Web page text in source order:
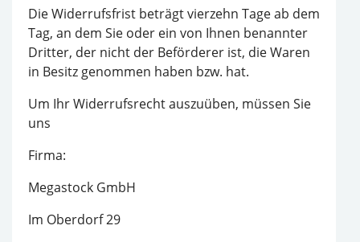
Die Widerrufsfrist beträgt vierzehn Tage ab dem
Tag, an dem Sie oder ein von Ihnen benannter
Dritter, der nicht der Beförderer ist, die Waren
in Besitz genommen haben bzw. hat.
Um Ihr Widerrufsrecht auszuüben, müssen Sie
uns
Firma:
Megastock GmbH
Im Oberdorf 29